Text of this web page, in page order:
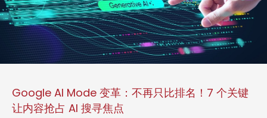
Google AI Mode 变革：不再只比排名！7 个关键
让内容抢占 AI 搜寻焦点